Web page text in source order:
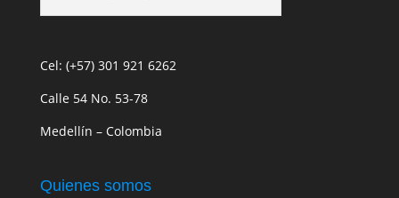
Cel: (+57) 301 921 6262
Calle 54 No. 53-78
Medellín – Colombia
Quienes somos